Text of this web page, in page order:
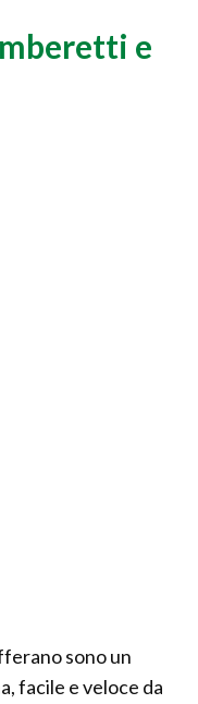
e
sono un
facile e veloce da